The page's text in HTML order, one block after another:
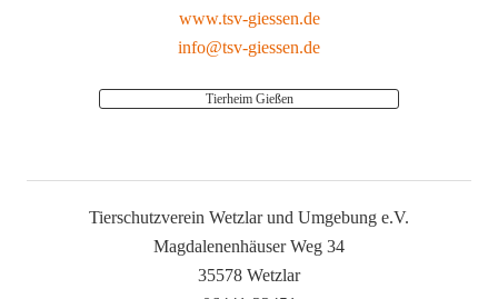
www.tsv-giessen.de
info@tsv-giessen.de
Tierheim Gießen
Tierschutzverein Wetzlar und Umgebung e.V.
Magdalenenhäuser Weg 34
35578 Wetzlar